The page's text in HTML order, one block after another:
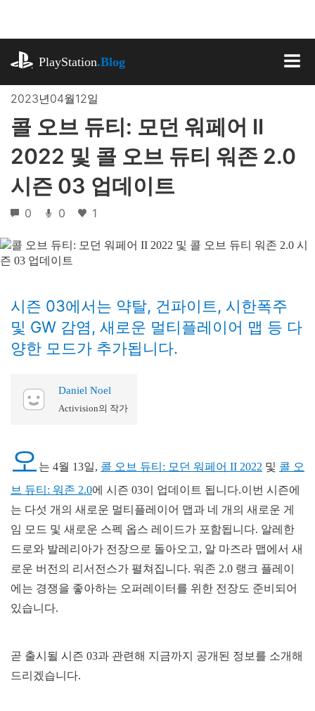
로
뛰
PlayStation.Blog
2023년04월12일
콜 오브 듀티: 모던 워페어 II
2022 및 콜 오브 듀티 워존 2.0
시즌 03 업데이트
0 0 1
시즌 03에서는 약탈, 건파이트, 시한폭주
및 GW 감염, 새로운 멀티플레이어 맵 등 다
양한 모드가 추가됩니다.
Daniel Noel
Activision의 작가
오 는 4월 13일, 콜 오브 듀티: 모던 워페어 II 2022 및 콜 오
브 듀티: 워존 2.0에 시즌 03이 업데이트 됩니다.이번 시즌에
는 다섯 개의 새로운 멀티플레이어 맵과 네 개의 새로운 게
임 모드 및 새로운 스펙 옵스 레이드가 포함됩니다. 알레한
드로와 발레리아가 전장으로 돌아오고, 알 마즈라 맵에서 새
로운 버전의 리서전스가 펼쳐집니다. 워존 2.0 랭크 플레이
에는 경쟁을 좋아하는 오퍼레이터를 위한 전장도 준비되어
있습니다.
곧 출시될 시즌 03과 관련해 지금까지 공개된 정보를 소개해
드리겠습니다.